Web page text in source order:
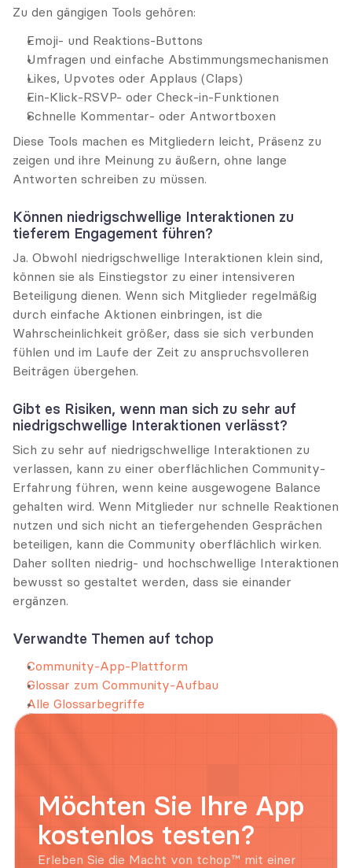
Zu den gängigen Tools gehören:
Emoji- und Reaktions-Buttons
Umfragen und einfache Abstimmungsmechanismen
Likes, Upvotes oder Applaus (Claps)
Ein-Klick-RSVP- oder Check-in-Funktionen
Schnelle Kommentar- oder Antwortboxen
Diese Tools machen es Mitgliedern leicht, Präsenz zu
zeigen und ihre Meinung zu äußern, ohne lange
Antworten schreiben zu müssen.
Können niedrigschwellige Interaktionen zu
tieferem Engagement führen?
Ja. Obwohl niedrigschwellige Interaktionen klein sind,
können sie als Einstiegstor zu einer intensiveren
Beteiligung dienen. Wenn sich Mitglieder regelmäßig
durch einfache Aktionen einbringen, ist die
Wahrscheinlichkeit größer, dass sie sich verbunden
fühlen und im Laufe der Zeit zu anspruchsvolleren
Beiträgen übergehen.
Gibt es Risiken, wenn man sich zu sehr auf
niedrigschwellige Interaktionen verlässt?
Sich zu sehr auf niedrigschwellige Interaktionen zu
verlassen, kann zu einer oberflächlichen Community-
Erfahrung führen, wenn keine ausgewogene Balance
gehalten wird. Wenn Mitglieder nur schnelle Reaktionen
nutzen und sich nicht an tiefergehenden Gesprächen
beteiligen, kann die Community oberflächlich wirken.
Daher sollten niedrig- und hochschwellige Interaktionen
bewusst so gestaltet werden, dass sie einander
ergänzen.
Verwandte Themen auf tchop
Community-App-Plattform
Glossar zum Community-Aufbau
Alle Glossarbegriffe
Möchten Sie Ihre App
kostenlos testen?
Erleben Sie die Macht von tchop™ mit einer